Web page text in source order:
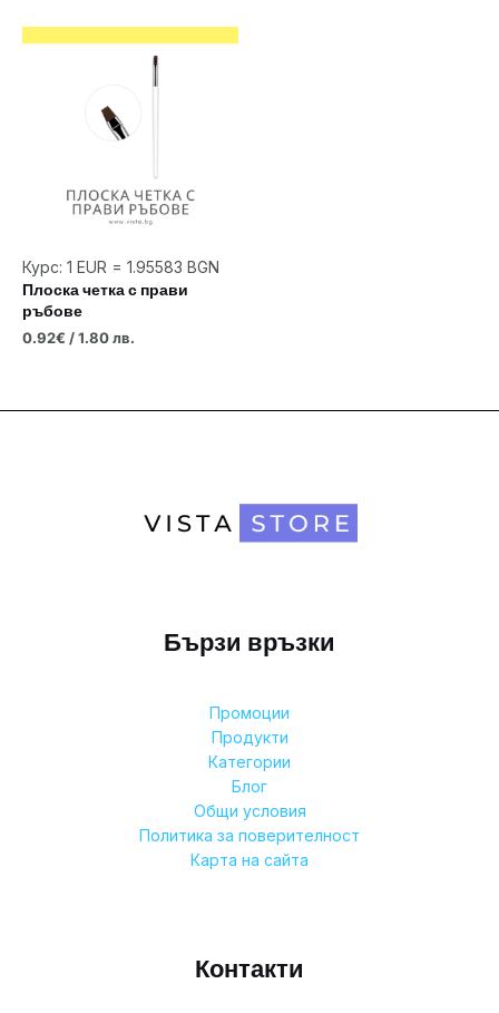
Курс: 1 EUR = 1.95583 BGN
Плоска четка с прави
ръбове
0.92€ / 1.80 лв.
Бързи връзки
Промоции
Продукти
Категории
Блог
Общи условия
Политика за поверителност
Карта на сайта
Контакти